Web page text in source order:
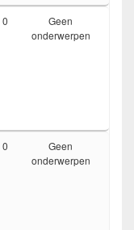
0
Geen
onderwerpen
0
Geen
onderwerpen